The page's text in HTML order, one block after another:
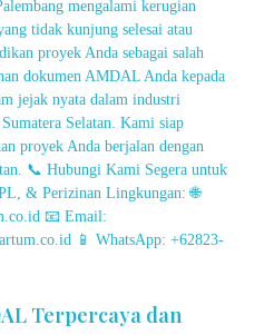
Terpercaya dan